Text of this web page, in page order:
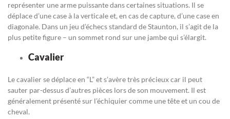
représenter une arme puissante dans certaines situations. Il se
déplace d’une case à la verticale et, en cas de capture, d’une case en
diagonale. Dans un jeu d’échecs standard de Staunton, il s’agit de la
plus petite figure – un sommet rond sur une jambe qui s’élargit.
Cavalier
Le cavalier se déplace en “L” et s’avère très précieux car il peut
sauter par-dessus d’autres pièces lors de son mouvement. Il est
généralement présenté sur l’échiquier comme une tête et un cou de
cheval.